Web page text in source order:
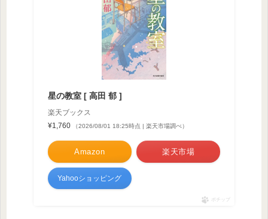
星の教室 [ 高田 郁 ]
楽天ブックス
¥1,760
（2026/08/01 18:25時点 | 楽天市場調べ）
Amazon 楽天市場
Yahooショッピング
ポチップ